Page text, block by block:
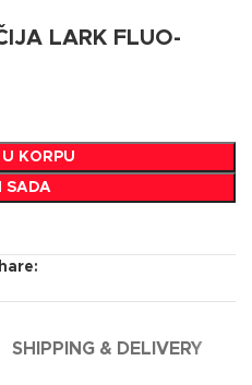
LARK FLUO-
KORPU
SADA
SHIPPING & DELIVERY